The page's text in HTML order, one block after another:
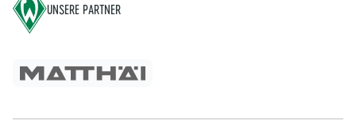
UNSERE PARTNER